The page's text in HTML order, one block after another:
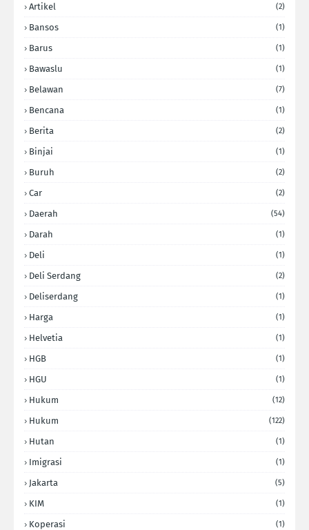
Artikel (2)
Bansos (1)
Barus (1)
Bawaslu (1)
Belawan (7)
Bencana (1)
Berita (2)
Binjai (1)
Buruh (2)
Car (2)
Daerah (54)
Darah (1)
Deli (1)
Deli Serdang (2)
Deliserdang (1)
Harga (1)
Helvetia (1)
HGB (1)
HGU (1)
Hukum (12)
Hukum (122)
Hutan (1)
Imigrasi (1)
Jakarta (5)
KIM (1)
Koperasi (1)